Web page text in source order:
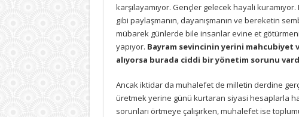
karşılayamıyor. Gençler gelecek hayali kuramıyor.
gibi paylaşmanın, dayanışmanın ve bereketin
mübarek günlerde bile insanlar evine et
yapıyor. Bayram sevincinin yerini mahcubiyet
alıyorsa burada ciddi bir yönetim sorunu
Ancak iktidar da muhalefet de milletin derdine
üretmek yerine günü kurtaran siyasi hesaplarla
sorunları örtmeye çalışırken, muhalefet ise